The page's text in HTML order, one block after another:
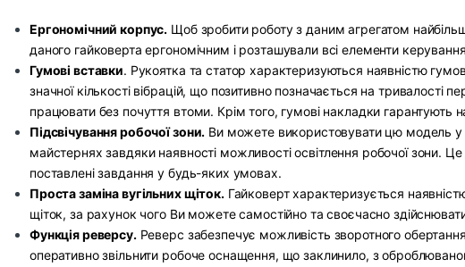
Ергономічний корпус. Щоб зробити роботу з даним агрегатом
даного гайковерта ергономічним і розташували всі елементи
Гумові вставки. Рукоятка та статор характеризуються наявністю
значної кількості вібрацій, що позитивно позначається на тривалості
працювати без почуття втоми. Крім того, гумові накладки гарантують
Підсвічування робочої зони. Ви можете використовувати цю модель у
майстернях завдяки наявності можливості освітлення робочої зони.
поставлені завдання у будь-яких умовах.
Проста заміна вугільних щіток.Гайковерт характеризується
щіток, за рахунок чого Ви можете самостійно та своєчасно
Функція реверсу.Реверс забезпечує можливість зворотного
оперативно звільнити робоче оснащення, що заклинило, з